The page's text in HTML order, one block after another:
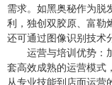
需求。如黑奥秘作为脱
利，独创双胶原、富勒
还可通过图像识别技术
运营与培训优势：
套高效成熟的运营模式
从专业技能到店面运营